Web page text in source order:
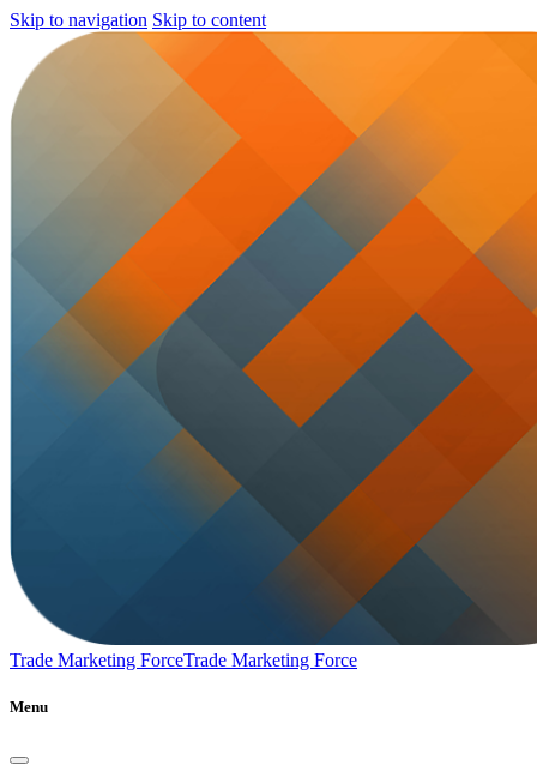
Skip to navigation Skip to content
Trade Marketing ForceTrade Marketing Force
Menu